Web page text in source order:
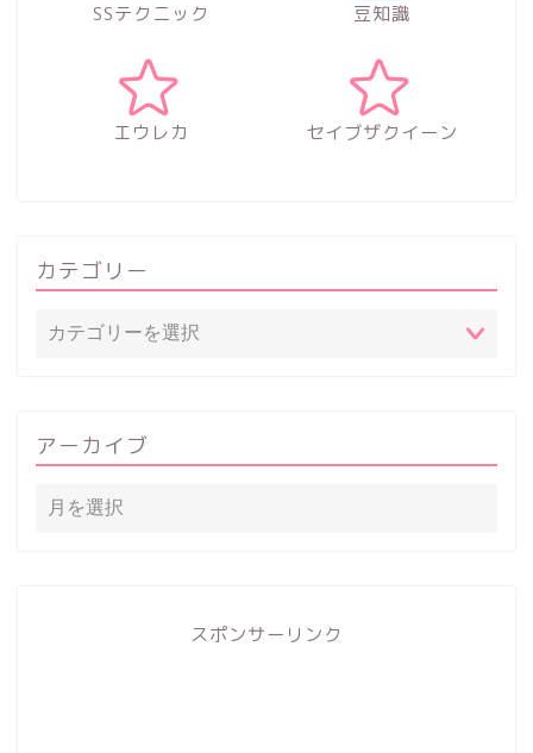
SSテクニック 豆知識
エウレカ セイブザクイーン
カテゴリー
アーカイブ
スポンサーリンク